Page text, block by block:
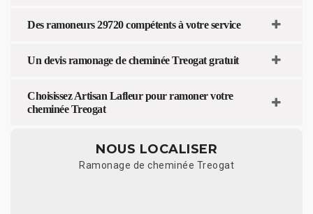
Des ramoneurs 29720 compétents à votre service
Un devis ramonage de cheminée Treogat gratuit
Choisissez Artisan Lafleur pour ramoner votre
cheminée Treogat
NOUS LOCALISER
Ramonage de cheminée Treogat